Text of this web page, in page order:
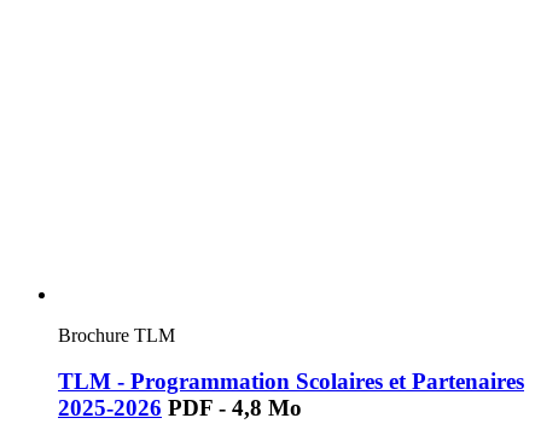
Brochure TLM
TLM - Programmation Scolaires et Partenaires
2025-2026 PDF - 4,8 Mo